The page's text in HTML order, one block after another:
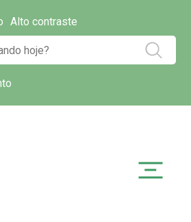
Alto contraste